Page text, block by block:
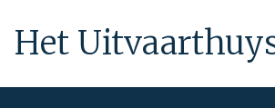
Het